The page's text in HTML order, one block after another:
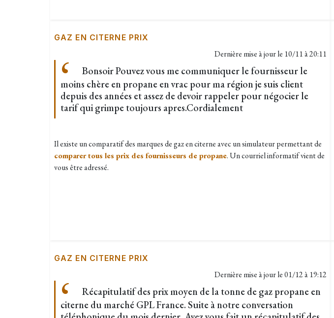
GAZ EN CITERNE PRIX
Dernière mise à jour le 10/11 à 20:11
Bonsoir Pouvez vous me communiquer le fournisseur le
moins chère en propane en vrac pour ma région je suis client
depuis des années et assez de devoir rappeler pour négocier le
tarif qui grimpe toujours apres.Cordialement
Il existe un comparatif des marques de gaz en citerne avec un simulateur permettant de
comparer tous les prix des fournisseurs de propane. Un courriel informatif vient de
vous être adressé.
GAZ EN CITERNE PRIX
Dernière mise à jour le01/12 à 19:12
Récapitulatif des prix moyen de la tonne de gaz propane en
citerne du marché GPL France. Suite à notre conversation